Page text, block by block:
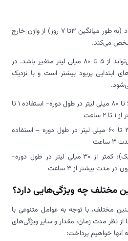
میزان خونی که در دوره‌ی پریود (به طور میانگین 3تا 7 روز) از واژن خارج
می‌کند.
به طور میانگین این میزان می‌تواند از 5 تا 80 میلی لیتر متغیر باشد. در
ابتدایی پریود بیشتر است و با نزدیک
خونریزی سنگین: از 60 تا 80 میلی لیتر در طول دوره- استفاده 1 تا
– استفاده
خونریزی ملایم(سبک): کمتر از 30 میلی لیتر در طول دوره-
مختلف چه ویژگی‌هایی دارد؟
مختلف، با توجه به عوامل متنوعی با
از نظر مدت زمان، مقدار و سایر ویژگی‌های
آنها خواهیم پرداخت: